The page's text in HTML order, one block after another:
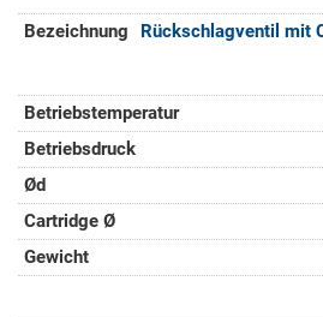
Rückschlagventil mit